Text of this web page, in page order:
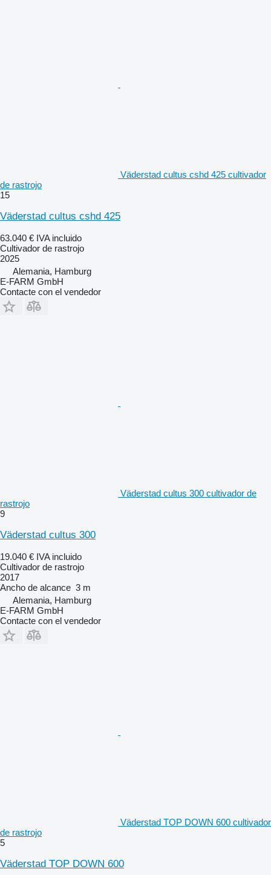
Väderstad cultus cshd 425 cultivador
de rastrojo
15
Väderstad cultus cshd 425
63.040 € IVA incluido
Cultivador de rastrojo
2025
Alemania, Hamburg
E-FARM GmbH
Contacte con el vendedor
Väderstad cultus 300 cultivador de
rastrojo
9
Väderstad cultus 300
19.040 € IVA incluido
Cultivador de rastrojo
2017
Ancho de alcance 3 m
Alemania, Hamburg
E-FARM GmbH
Contacte con el vendedor
Väderstad TOP DOWN 600 cultivador
de rastrojo
5
Väderstad TOP DOWN 600